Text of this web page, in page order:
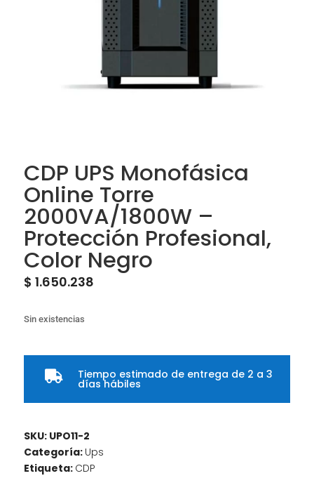
CDP UPS Monofásica
Online Torre
2000VA/1800W –
Protección Profesional,
Color Negro
$ 1.650.238
Sin existencias
 Tiempo estimado de entrega de 2 a 3
días hábiles
SKU: UPO11-2
Categoría: Ups
Etiqueta: CDP